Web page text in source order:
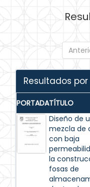
Resultados
PORTADATÍTULO
Diseño de
mezcla de
con baja
la
fosas de